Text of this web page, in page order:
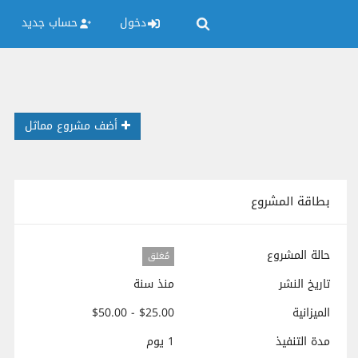
دخول حساب جديد
أضف مشروع مماثل
بطاقة المشروع
حالة المشروع مُغلق
تاريخ النشر
منذ سنة
الميزانية
$25.00 - $50.00
مدة التنفيذ
1 يوم